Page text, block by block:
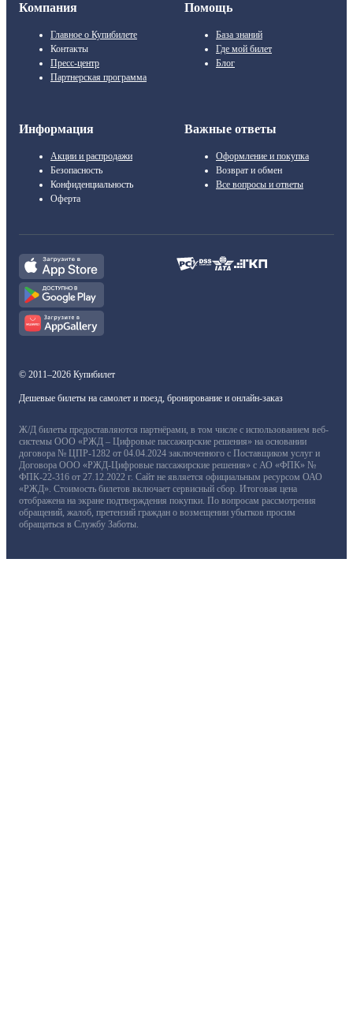
Компания
Главное о Купибилете
Контакты
Пресс-центр
Партнерская программа
Помощь
База знаний
Где мой билет
Блог
Информация
Акции и распродажи
Безопасность
Конфиденциальность
Оферта
Важные ответы
Оформление и покупка
Возврат и обмен
Все вопросы и ответы
© 2011–2026 Купибилет
Дешевые билеты на самолет и поезд, бронирование и онлайн-заказ
Ж/Д билеты предоставляются партнёрами, в том числе с использованием веб-
системы ООО «РЖД – Цифровые пассажирские решения» на основании
договора № ЦПР-1282 от 04.04.2024 заключенного с Поставщиком услуг и
Договора ООО «РЖД-Цифровые пассажирские решения» с АО «ФПК» №
ФПК-22-316 от 27.12.2022 г. Сайт не является официальным ресурсом ОАО
«РЖД». Стоимость билетов включает сервисный сбор. Итоговая цена
отображена на экране подтверждения покупки. По вопросам рассмотрения
обращений, жалоб, претензий граждан о возмещении убытков просим
обращаться в Службу Заботы.